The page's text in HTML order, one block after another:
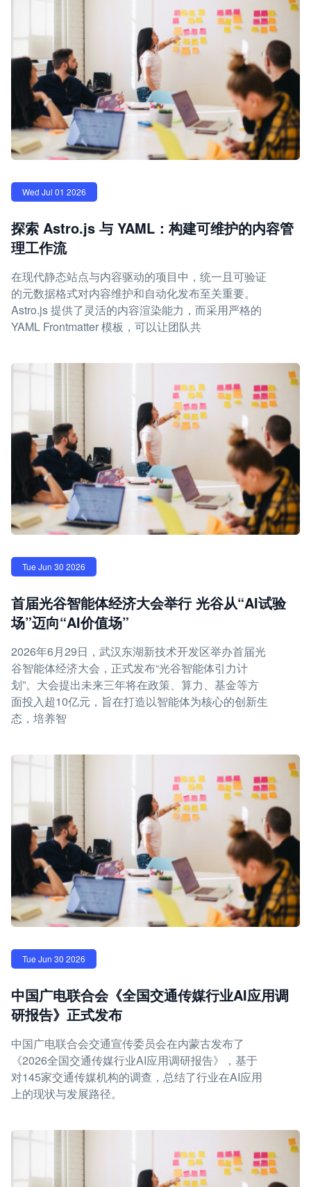
Wed Jul 01 2026
探索 Astro.js 与 YAML：构建可维护的内容管
理工作流
在现代静态站点与内容驱动的项目中，统一且可验证
的元数据格式对内容维护和自动化发布至关重要。
Astro.js 提供了灵活的内容渲染能力，而采用严格的
YAML Frontmatter 模板，可以让团队共
Tue Jun 30 2026
首届光谷智能体经济大会举行 光谷从“AI试验
场”迈向“AI价值场”
2026年6月29日，武汉东湖新技术开发区举办首届光
谷智能体经济大会，正式发布“光谷智能体引力计
划”。大会提出未来三年将在政策、算力、基金等方
面投入超10亿元，旨在打造以智能体为核心的创新生
态，培养智
Tue Jun 30 2026
中国广电联合会《全国交通传媒行业AI应用调
研报告》正式发布
中国广电联合会交通宣传委员会在内蒙古发布了
《2026全国交通传媒行业AI应用调研报告》，基于
对145家交通传媒机构的调查，总结了行业在AI应用
上的现状与发展路径。